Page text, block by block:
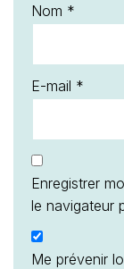
Nom *
E-mail *
Enregistrer
le navigateur
Me prévenir